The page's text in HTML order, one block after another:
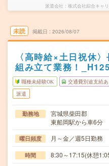
派遣会社 株式会社綜合キャ
未読 掲載日 2026/08/07
〈高時給×土日祝休
組み立て業務！
職種未経験OK 交通費別途支給あ
派遣
勤務地
宮城県柴田郡
東船岡駅から車6分
曜日頻度 月～金／週5日勤務
時間 8:30～17:15(休憩